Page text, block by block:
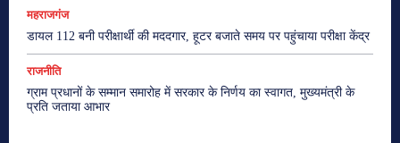
महराजगंज
डायल 112 बनी परीक्षार्थी की मददगार, हूटर बजाते समय पर पहुंचाया परीक्षा केंद्र
राजनीति
ग्राम प्रधानों के सम्मान समारोह में सरकार के निर्णय का स्वागत, मुख्यमंत्री के
प्रति जताया आभार